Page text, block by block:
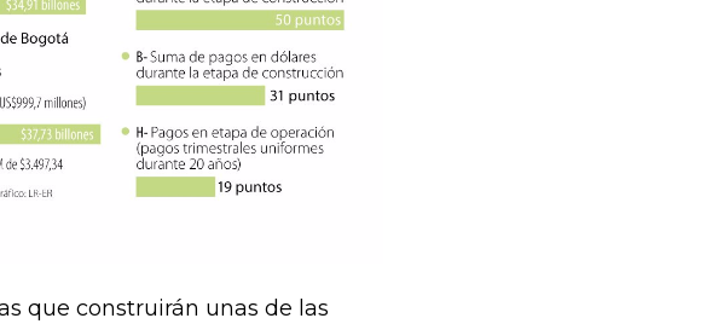
que construirán unas de las